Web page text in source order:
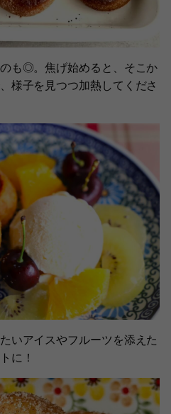
も◎。焦げ始めると、そこか
様子を見つつ加熱してくださ
いアイスやフルーツを添えた
に！